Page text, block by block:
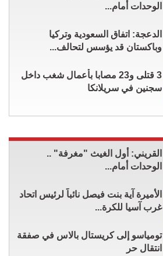
الوحدات أمام...
الدعجة: اتفاق السعودية وتركيا
وباكستان قد يؤسس لتحالف...
3 قتلى و23 مصابا بأعمال شغب داخل
سجنين في سريلانكا
القريني: أول الغيث "مغرفة" ..
الوحدات أمام...
الأميرة آية بنت فيصل نائباً لرئيس اتحاد
غرب آسيا للكرة...
تومياسو إلى كريستال بالاس في صفقة
انتقال حر